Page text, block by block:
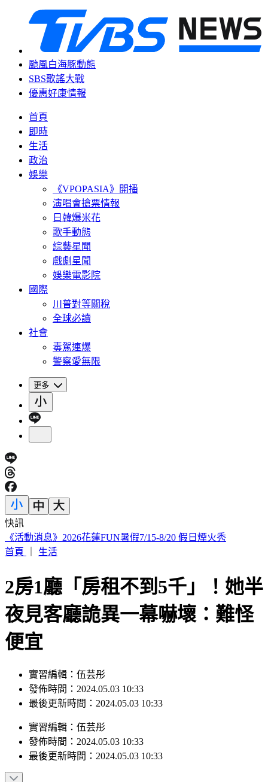
颱風白海豚動態
SBS歌謠大戰
優惠好康情報
首頁
即時
生活
政治
娛樂
《VPOPASIA》開播
演唱會搶票情報
日韓爆米花
歌手動態
綜藝星聞
戲劇星聞
娛樂電影院
國際
川普對等關稅
全球必讀
社會
毒駕連爆
警察愛無限
更多
快訊
本週蛋價漲3元！雞蛋產量減+颱風預期因素 批發價49元
首頁
生活
2房1廳「房租不到5千」！她半
夜見客廳詭異一幕嚇壞：難怪
便宜
實習編輯：伍芸彤
發佈時間：2024.05.03 10:33
最後更新時間：2024.05.03 10:33
實習編輯 ： 伍芸彤
發佈時間： 2024.05.03 10:33
最後更新時間： 2024.05.03 10:33